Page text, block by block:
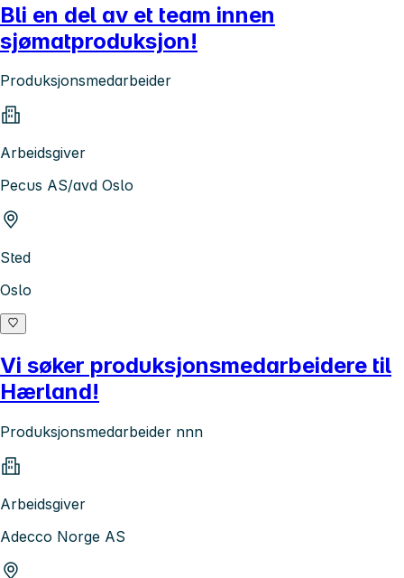
Bli en del av et team innen
sjømatproduksjon!
Produksjonsmedarbeider
Arbeidsgiver
Pecus AS/avd Oslo
Sted
Oslo
Vi søker produksjonsmedarbeidere til
Hærland!
Produksjonsmedarbeider nnn
Arbeidsgiver
Adecco Norge AS